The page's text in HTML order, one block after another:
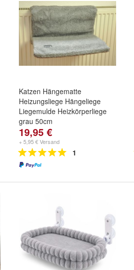
Katzen Hängematte
Heizungsliege Hängeliege
Liegemulde Heizkörperliege
grau 50cm
19,95 €
+ 5,95 € Versand
1